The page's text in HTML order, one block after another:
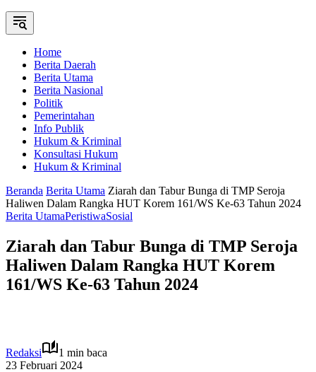
Home
Berita Daerah
Berita Utama
Berita Nasional
Politik
Pemerintahan
Info Publik
Hukum & Kriminal
Konsultasi Hukum
Hukum & Kriminal
Beranda Berita Utama Ziarah dan Tabur Bunga di TMP Seroja
Haliwen Dalam Rangka HUT Korem 161/WS Ke-63 Tahun 2024
Berita UtamaPeristiwaSosial
Ziarah dan Tabur Bunga di TMP Seroja
Haliwen Dalam Rangka HUT Korem
161/WS Ke-63 Tahun 2024
Redaksi
1 min baca
23 Februari 2024